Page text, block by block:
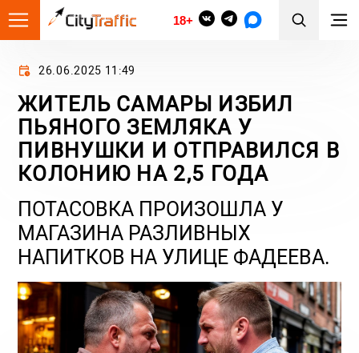
18+
26.06.2025 11:49
ЖИТЕЛЬ САМАРЫ ИЗБИЛ
ПЬЯНОГО ЗЕМЛЯКА У
ПИВНУШКИ И ОТПРАВИЛСЯ В
КОЛОНИЮ НА 2,5 ГОДА
ПОТАСОВКА ПРОИЗОШЛА У
МАГАЗИНА РАЗЛИВНЫХ
НАПИТКОВ НА УЛИЦЕ ФАДЕЕВА.